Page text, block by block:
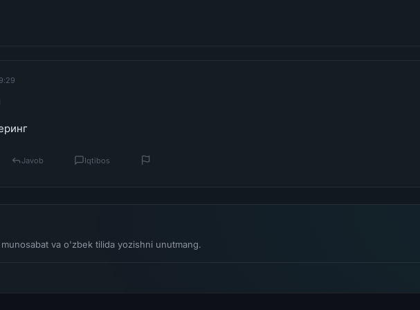
Javob Iqtibos
va o'zbek tilida yozishni unutmang.